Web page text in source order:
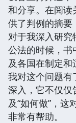
和分享。在阅读
供了判例的摘要
对于我深入研究
公法的时候，书
及各国在制定
我对这个问题有
深入，它不仅仅
及“如何做”，这
非常有帮助。